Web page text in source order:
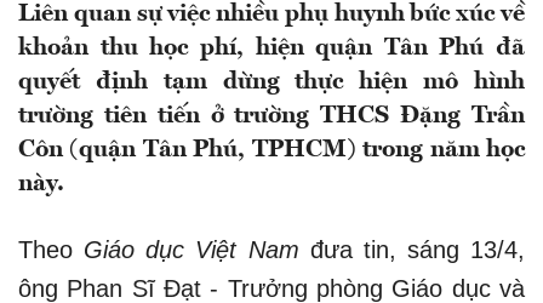
Liên quan sự việc nhiều phụ huynh bức xúc về
khoản thu học phí, hiện quận Tân Phú đã
quyết định tạm dừng thực hiện mô hình
trường tiên tiến ở trường THCS Đặng Trần
Côn (quận Tân Phú, TPHCM) trong năm học
này.
Theo Giáo dục Việt Nam đưa tin, sáng 13/4,
ông Phan Sĩ Đạt - Trưởng phòng Giáo dục và